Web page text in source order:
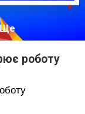
Ще
роботу